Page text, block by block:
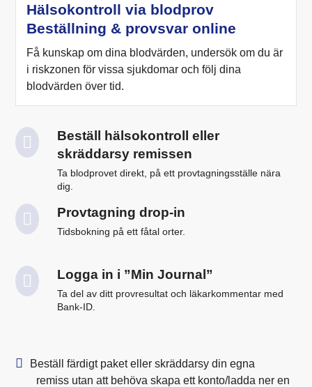
Hälsokontroll via blodprov
Beställning & provsvar online
Få kunskap om dina blodvärden, undersök om du är
i riskzonen för vissa sjukdomar och följ dina
blodvärden över tid.
Beställ hälsokontroll eller
skräddarsy remissen
Ta blodprovet direkt, på ett provtagningsställe nära
dig.
Provtagning drop-in
Tidsbokning på ett fåtal orter.
Logga in i ”Min Journal”
Ta del av ditt provresultat och läkarkommentar med
Bank-ID.
Beställ färdigt paket eller skräddarsy din egna
remiss utan att behöva skapa ett konto/ladda ner en